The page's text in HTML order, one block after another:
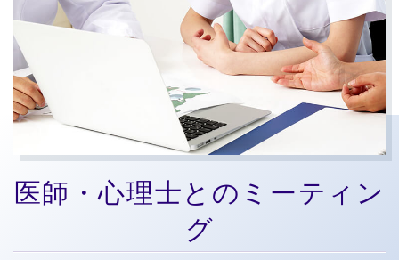
医師・心理士とのミーティン
グ